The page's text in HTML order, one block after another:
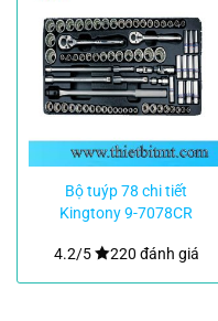
Bộ tuýp 78 chi tiết
Kingtony 9-7078CR
4.2/5 220 đánh giá